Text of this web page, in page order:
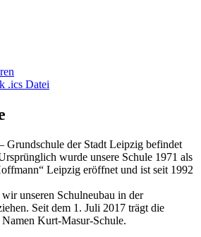
.ics Datei
Grundschule der Stadt Leipzig befindet
wurde unsere Schule 1971 als
Leipzig eröffnet und ist seit 1992
unseren Schulneubau in der
Seit dem 1. Juli 2017 trägt die
Kurt-Masur-Schule.